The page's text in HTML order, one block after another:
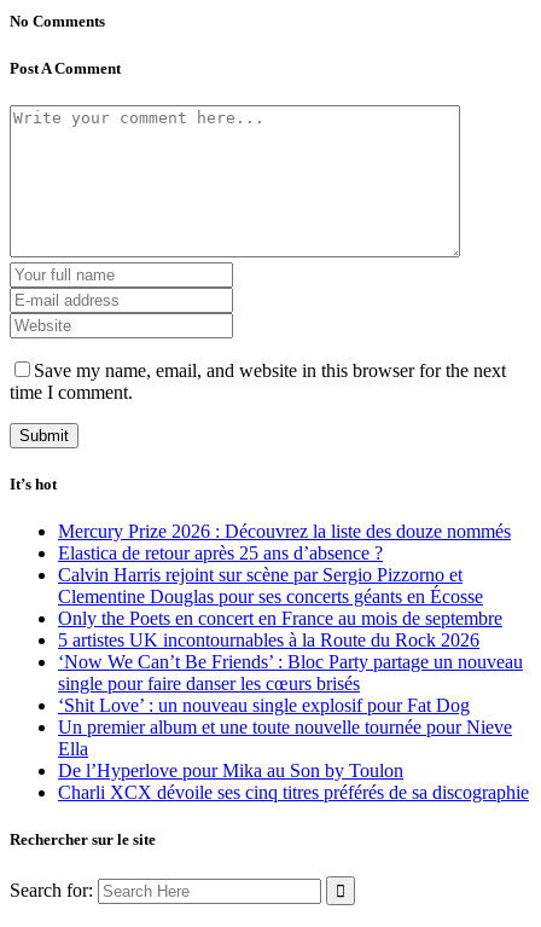
No Comments
Post A Comment
Save my name, email, and website in this browser for the next
time I comment.
It’s hot
Mercury Prize 2026 : Découvrez la liste des douze nommés
Elastica de retour après 25 ans d’absence ?
Calvin Harris rejoint sur scène par Sergio Pizzorno et
Clementine Douglas pour ses concerts géants en Écosse
Only the Poets en concert en France au mois de septembre
5 artistes UK incontournables à la Route du Rock 2026
‘Now We Can’t Be Friends’ : Bloc Party partage un nouveau
single pour faire danser les cœurs brisés
‘Shit Love’ : un nouveau single explosif pour Fat Dog
Un premier album et une toute nouvelle tournée pour Nieve
Ella
De l’Hyperlove pour Mika au Son by Toulon
Charli XCX dévoile ses cinq titres préférés de sa discographie
Rechercher sur le site
Search for: